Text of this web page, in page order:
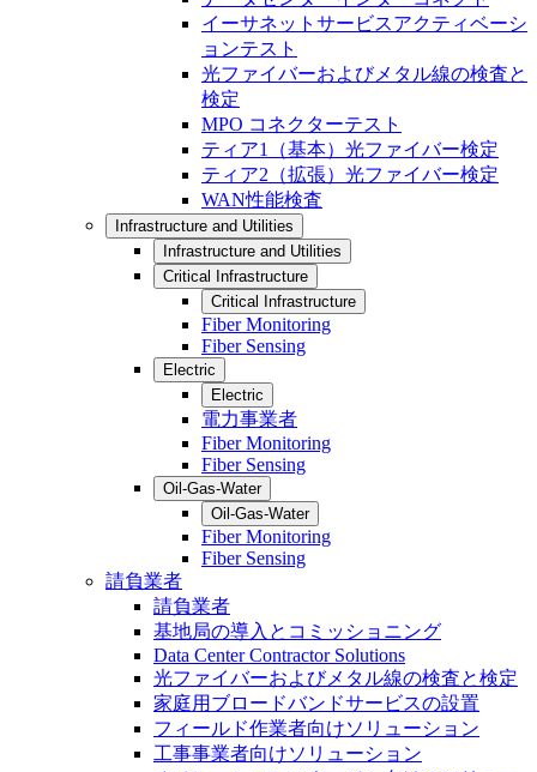
イーサネットサービスアクティベーシ
ョンテスト
光ファイバーおよびメタル線の検査と
検定
MPO コネクターテスト
ティア1（基本）光ファイバー検定
ティア2（拡張）光ファイバー検定
WAN性能検査
Infrastructure and Utilities
Infrastructure and Utilities
Critical Infrastructure
Critical Infrastructure
Fiber Monitoring
Fiber Sensing
Electric
Electric
電力事業者
Fiber Monitoring
Fiber Sensing
Oil-Gas-Water
Oil-Gas-Water
Fiber Monitoring
Fiber Sensing
請負業者
請負業者
基地局の導入とコミッショニング
Data Center Contractor Solutions
光ファイバーおよびメタル線の検査と検定
家庭用ブロードバンドサービスの設置
フィールド作業者向けソリューション
工事事業者向けソリューション